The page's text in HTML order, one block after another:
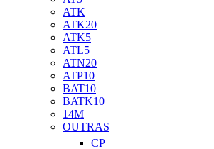
ATK
ATK20
ATK5
ATL5
ATN20
ATP10
BAT10
BATK10
14M
OUTRAS
CP